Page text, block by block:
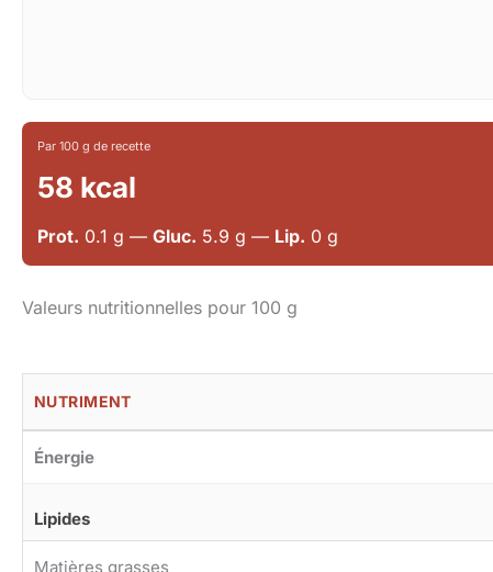
Par 100 g de recette
58 kcal
Prot. 0.1 g — Gluc. 5.9 g — Lip. 0 g
Valeurs nutritionnelles pour 100 g
NUTRIMENT
Énergie
Lipides
Matières grasses